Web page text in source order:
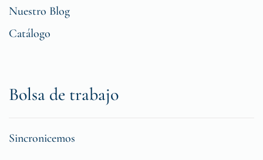
Nuestro Blog
Catálogo
Bolsa de trabajo
Sincronicemos